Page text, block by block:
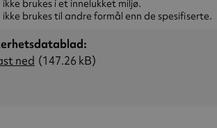
ikke brukes i et innelukket miljø.
ikke brukes til andre formål enn de spesifiserte.
ned (147.26 kB)